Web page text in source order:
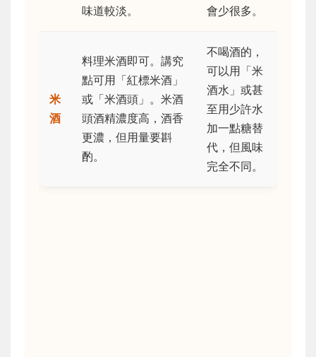
味道較淡。
會少很多。
米
酒
料理米酒即可。講究
點可用「紅標米酒」
或「米酒頭」。米酒
頭酒精濃度高，酒香
更濃，但用量要斟
酌。
不喝酒的，
可以用「米
酒水」或甚
至用少許水
加一點糖替
代，但風味
完全不同。